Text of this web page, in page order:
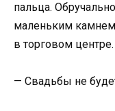
пальца.
маленьким
в торговом
— Свадьбы не